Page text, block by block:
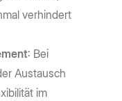
verhindert
: Bei
Austausch
im